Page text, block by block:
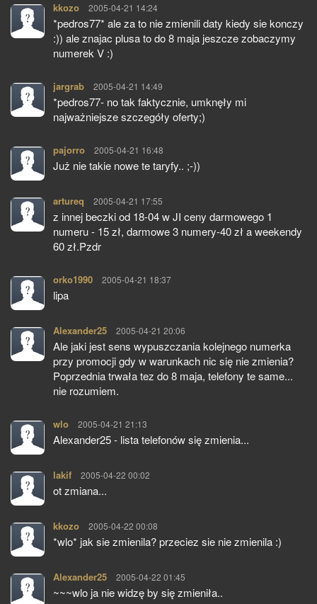
kkozo pisze:
2005-04-21 14:24
*pedros77* ale za to nie zmienili daty kiedy sie konczy
:)) ale znajac plusa to do 8 maja jeszcze zobaczymy
numerek V :)
jargrab pisze:
2005-04-21 14:49
*pedros77- no tak faktycznie, umknęły mi
najważniejsze szczegóły oferty;)
pajorro pisze:
2005-04-21 16:48
Już nie takie nowe te taryfy.. ;-))
artureq pisze:
2005-04-21 17:55
z innej beczki od 18-04 w JI ceny darmowego 1
numeru - 15 zł, darmowe 3 numery-40 zł a weekendy
60 zł.Pzdr
orko1990 pisze:
2005-04-21 18:37
lipa
Alexander25 pisze:
2005-04-21 20:06
Ale jaki jest sens wypuszczania kolejnego numerka
przy promocji gdy w warunkach nic się nie zmienia?
Poprzednia trwała tez do 8 maja, telefony te same...
nie rozumiem.
wlo pisze:
2005-04-21 21:13
Alexander25 - lista telefonów się zmienia...
lakif pisze:
2005-04-22 00:02
ot zmiana...
kkozo pisze:
2005-04-22 00:08
*wlo* jak sie zmienila? przeciez sie nie zmienila :)
Alexander25 pisze:
2005-04-22 01:45
~~~wlo ja nie widzę by się zmieniła..